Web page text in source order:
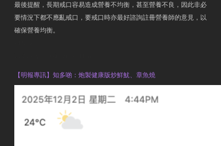
最後提醒，長期戒口容易造成營養不均衡，甚至營養不良，因此非必
要情況下都不應亂戒口，要戒口時亦最好諮詢註冊營養師的意見，以
確保營養均衡。
【明報專訊】知多啲：炮製健康版炒鮮魷、章魚燒